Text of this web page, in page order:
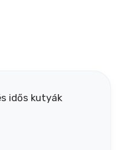
idős kutyák